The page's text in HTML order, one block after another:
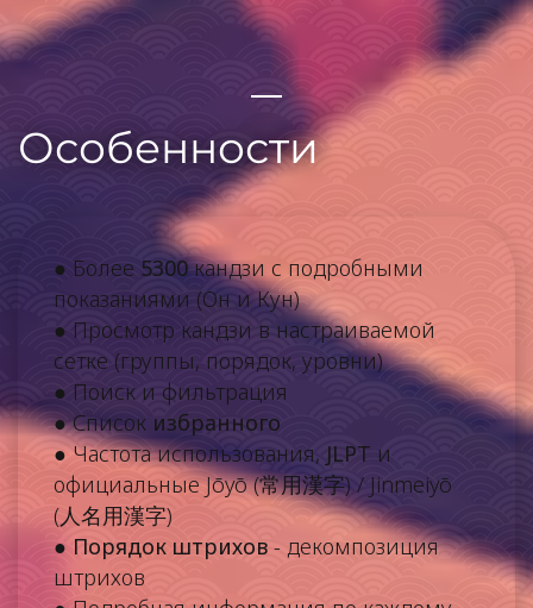
Особенности
● Более 5300кандзи с подробными
показаниями (Он и Кун)
● Просмотр кандзи в настраиваемой
сетке (группы, порядок, уровни)
● Поиск и фильтрация
● Список избранного
● Частота использования, JLPT и
официальные Jōyō (常用漢字) / Jinmeiyō
(人名用漢字)
● Порядок штрихов - декомпозиция
штрихов